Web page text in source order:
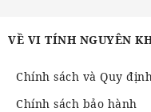
VỀ VI TÍNH NGUYÊN
Chính sách và Quy
Chính sách bảo hành